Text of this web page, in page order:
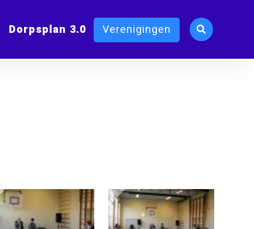
Dorpsplan 3.0 Verenigingen